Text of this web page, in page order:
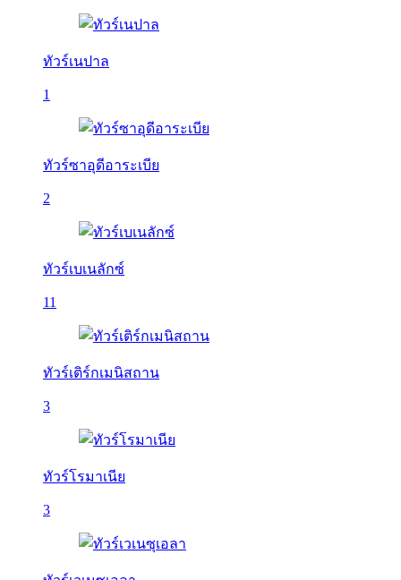
ทัวร์เนปาล
1
ทัวร์ซาอุดีอาระเบีย
2
ทัวร์เบเนลักซ์
11
ทัวร์เติร์กเมนิสถาน
3
ทัวร์โรมาเนีย
3